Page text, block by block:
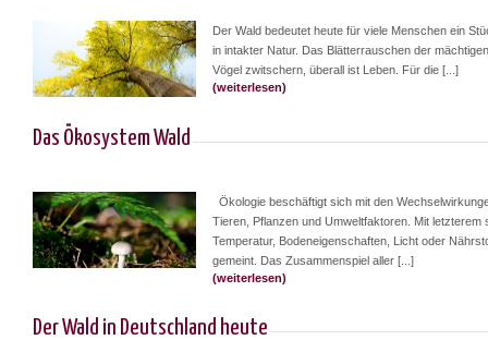
Der Wald bedeutet heute für viele Menschen ein
in intakter Natur. Das Blätterrauschen der
Vögel zwitschern, überall ist Leben. Für die [...]
(weiterlesen)
Das Ökosystem Wald
Ökologie beschäftigt sich mit den
Tieren, Pflanzen und Umweltfaktoren. Mit letzterem
Temperatur, Bodeneigenschaften, Licht oder
gemeint. Das Zusammenspiel aller [...]
(weiterlesen)
Der Wald in Deutschland heute